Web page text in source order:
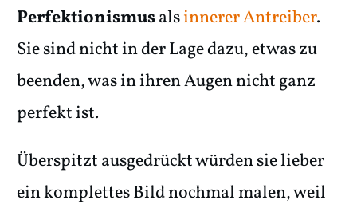
Perfektionismusalsinnerer Antreiber.
Sie sind nicht in der Lage dazu, etwas zu
beenden, was in ihren Augen nicht ganz
perfekt ist.
Überspitzt ausgedrückt würden sie lieber
ein komplettes Bild nochmal malen, weil